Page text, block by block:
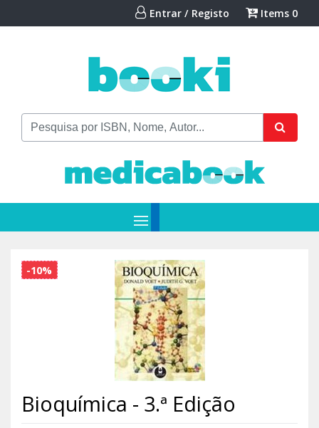
Entrar / Registo Items 0
-10%
Bioquímica - 3.ª Edição